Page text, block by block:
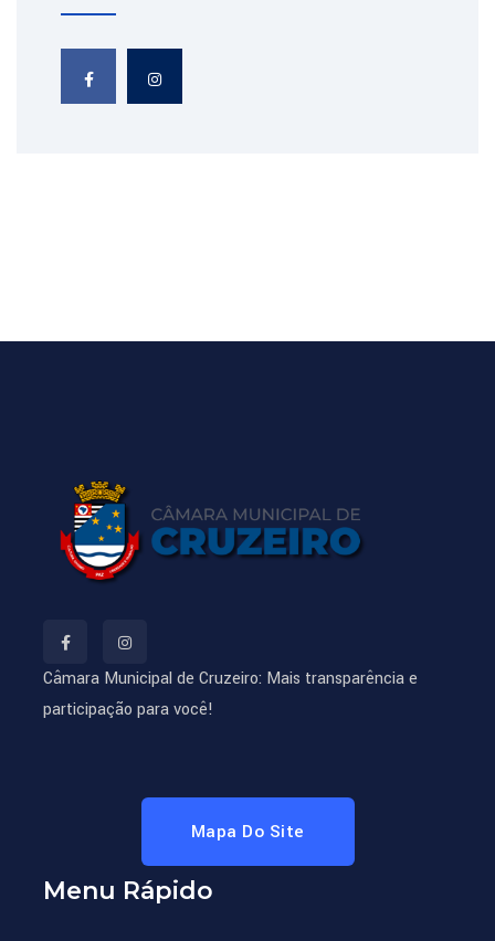
Câmara Municipal de Cruzeiro: Mais transparência e
participação para você!
Mapa Do Site
Menu Rápido